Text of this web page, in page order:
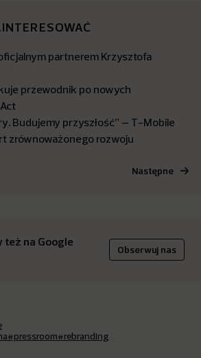
partnerem Krzysztofa
przewodnik po nowych
Budujemy przyszłość” – T-Mobile
zrównoważonego rozwoju
Następne
też na Google
Obserwuj nas
#pressroom#rebranding